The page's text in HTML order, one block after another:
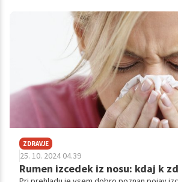
kašelj in včasih rahlo povišana telesna
traja prehlad od nekaj dni do največ dveh
se pri večini ljudi postopoma izboljšajo brez
zdravljenja. Toda v določenih primerih se
tudi za več tednov. Zakaj pride do tega in
postane nevaren?
ZDRAVJE
25. 10. 2024 04.39
Rumen izcedek iz nosu: kdaj k